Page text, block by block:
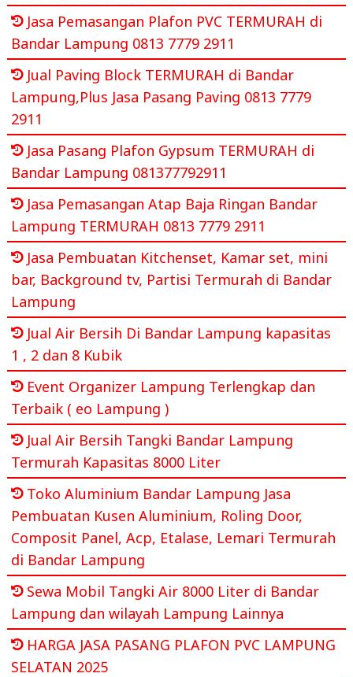
Jasa Pemasangan Plafon PVC TERMURAH di
Bandar Lampung 0813 7779 2911
Jual Paving Block TERMURAH di Bandar
Lampung,Plus Jasa Pasang Paving 0813 7779
2911
Jasa Pasang Plafon Gypsum TERMURAH di
Bandar Lampung 081377792911
Jasa Pemasangan Atap Baja Ringan Bandar
Lampung TERMURAH 0813 7779 2911
Jasa Pembuatan Kitchenset, Kamar set, mini
bar, Background tv, Partisi Termurah di Bandar
Lampung
Jual Air Bersih Di Bandar Lampung kapasitas
1 , 2 dan 8 Kubik
Event Organizer Lampung Terlengkap dan
Terbaik ( eo Lampung )
Jual Air Bersih Tangki Bandar Lampung
Termurah Kapasitas 8000 Liter
Toko Aluminium Bandar Lampung Jasa
Pembuatan Kusen Aluminium, Roling Door,
Composit Panel, Acp, Etalase, Lemari Termurah
di Bandar Lampung
Sewa Mobil Tangki Air 8000 Liter di Bandar
Lampung dan wilayah Lampung Lainnya
HARGA JASA PASANG PLAFON PVC LAMPUNG
SELATAN 2025